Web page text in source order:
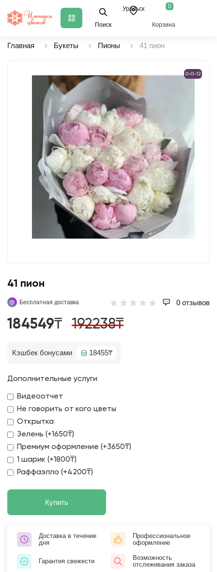
Поиск
Уральск 0
Корзина
Главная Букеты Пионы 41 пион
0-0-12
41 пион
Бесплатная доставка 0 отзывов
184549₸ 192238₸
Кэшбек бонусами 18455₸
Дополнительные услуги
Видеоотчет
Не говорить от кого цветы
Открытка
Зелень (+1650₸)
Премиум оформление (+3650₸)
1 шарик (+1800₸)
Раффаэлло (+4200₸)
Купить
Доставка в течение
дня
Профессиональное
оформление
Гарантия свежести
Возможность
отслеживания заказа